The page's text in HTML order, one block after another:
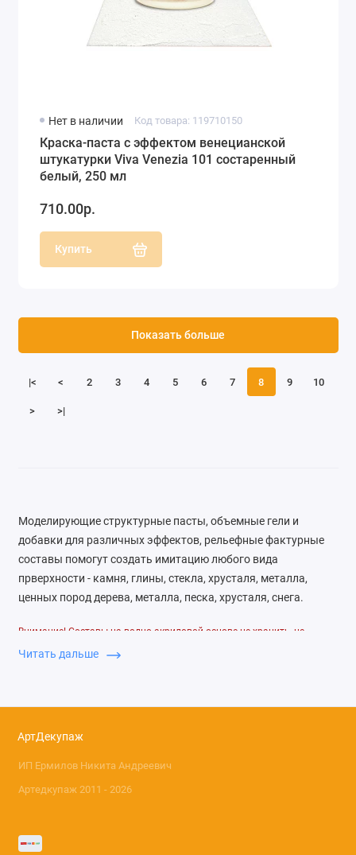
Нет в наличии Код товара: 119710150
Краска-паста с эффектом венецианской
штукатурки Viva Venezia 101 состаренный
белый, 250 мл
710.00р.
Купить
|< < 2 3 4 5 6 7 8 9 10
> >|
Показать больше
Моделирующие структурные пасты, объемные гели и
добавки для различных эффектов, рельефные фактурные
составы помогут создать имитацию любого вида
прверхности - камня, глины, стекла, хрусталя, металла,
ценных пород дерева, металла, песка, хрусталя, снега.
Внимание! Составы на водно-акриловой основе не хранить, не
осуществлять длительную перевозку при температуре ниже 0°С
Читать дальше
АртДекупаж
ИП Ермилов Никита Андреевич
Артедкупаж 2011 - 2026